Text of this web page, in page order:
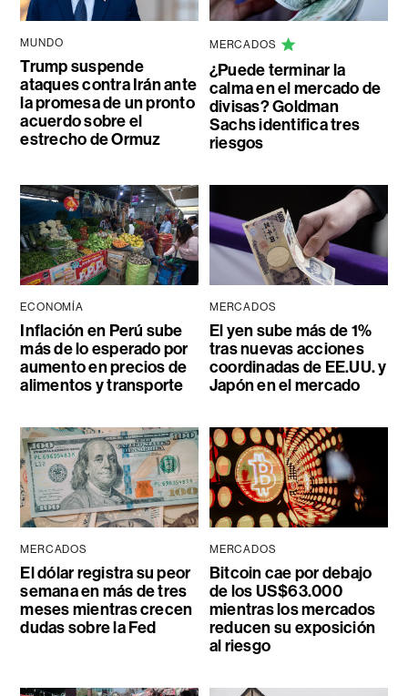
MUNDO
Trump suspende
ataques contra Irán ante
la promesa de un pronto
acuerdo sobre el
estrecho de Ormuz
MERCADOS
¿Puede terminar la
calma en el mercado de
divisas? Goldman
Sachs identifica tres
riesgos
ECONOMÍA
Inflación en Perú sube
más de lo esperado por
aumento en precios de
alimentos y transporte
MERCADOS
El yen sube más de 1%
tras nuevas acciones
coordinadas de EE.UU. y
Japón en el mercado
MERCADOS
El dólar registra su peor
semana en más de tres
meses mientras crecen
dudas sobre la Fed
MERCADOS
Bitcoin cae por debajo
de los US$63.000
mientras los mercados
reducen su exposición
al riesgo